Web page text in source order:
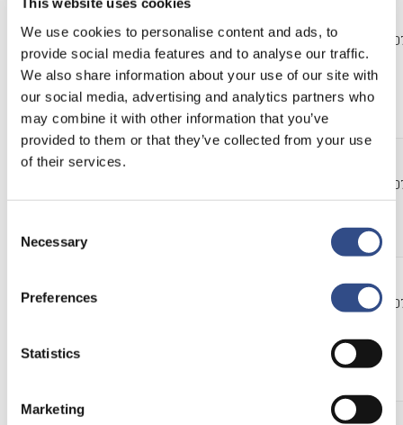
We use cookies to personalise content and ads, to
provide social media features and to analyse our traffic.
We also share information about your use of our site with
our social media, advertising and analytics partners who
may combine it with other information that you’ve
provided to them or that they’ve collected from your use
of their services.
Selection
Necessary
Preferences
Statistics
Marketing
Spanje Alicante
Maandag
Vrijdag
Zaterdag
29.03
Spanje t/m